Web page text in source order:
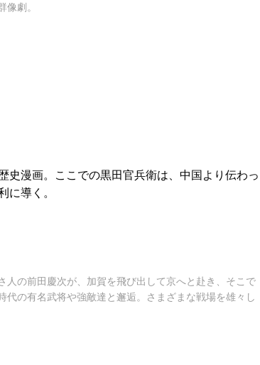
劇。
史漫画。ここでの黒田官兵衛は、中国より伝わっ
に導く。
人の前田慶次が、加賀を飛び出して京へと赴き、そこで
代の有名武将や強敵達と邂逅。さまざまな戦場を雄々し